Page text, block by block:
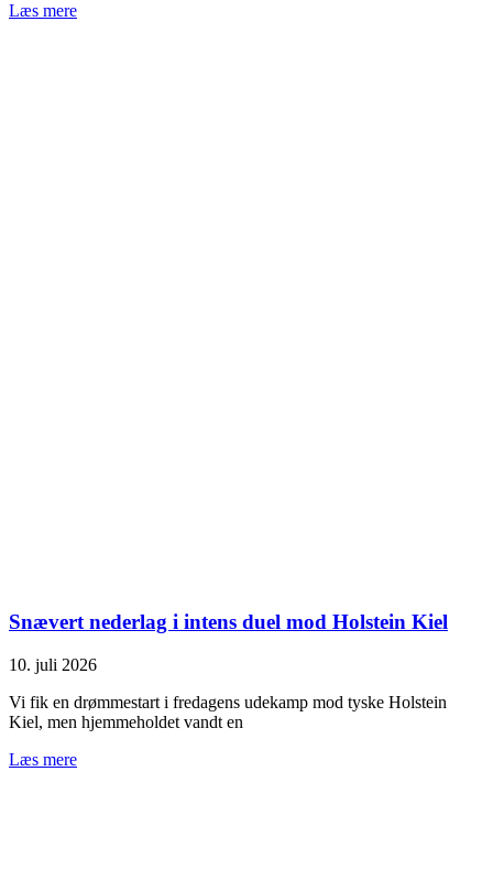
Læs mere
Snævert nederlag i intens duel mod Holstein Kiel
10. juli 2026
Vi fik en drømmestart i fredagens udekamp mod tyske Holstein
Kiel, men hjemmeholdet vandt en
Læs mere